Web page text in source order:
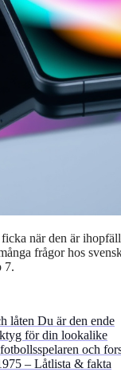
när den är
frågor hos
7.
låten Du är den ende
för din lookalike
och
– Låtlista & fakta